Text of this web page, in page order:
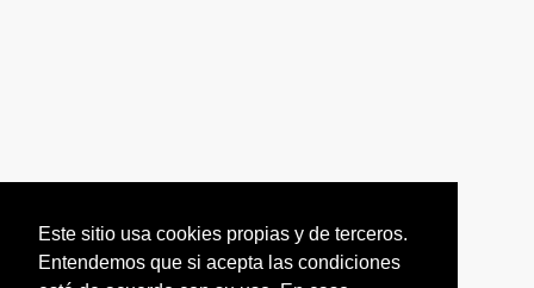
Este sitio usa cookies propias y de terceros.
Entendemos que si acepta las condiciones